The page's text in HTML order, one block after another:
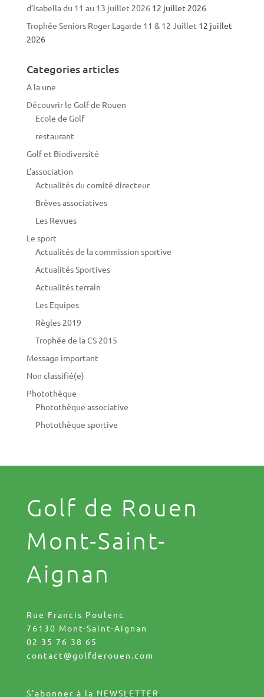
d’Isabella du 11 au 13 juillet 2026 12 juillet 2026
Trophée Seniors Roger Lagarde 11 & 12 Juillet 12 juillet
2026
Categories articles
A la une
Découvrir le Golf de Rouen
Ecole de Golf
restaurant
Golf et Biodiversité
L'association
Actualités du comité directeur
Brèves associatives
Les Revues
Le sport
Actualités de la commission sportive
Actualités Sportives
Actualités terrain
Les Equipes
Règles 2019
Trophée de la CS 2015
Message important
Non classifié(e)
Photothèque
Photothèque associative
Photothèque sportive
Golf de Rouen
Mont-Saint-
Aignan
Rue Francis Poulenc
76130 Mont-Saint-Aignan
02 35 76 38 65
contact@golfderouen.com
S'abonner à la NEWSLETTER